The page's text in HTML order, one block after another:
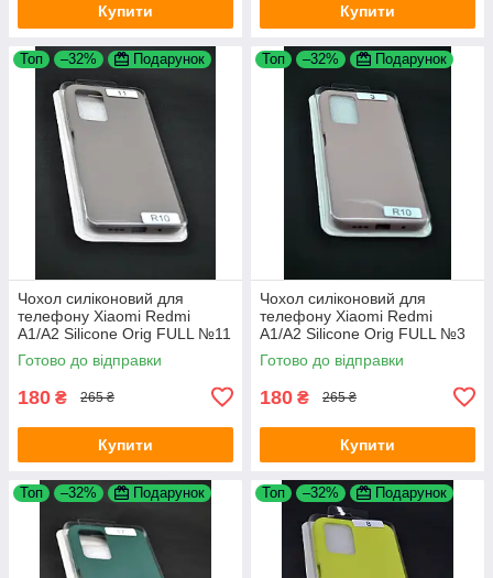
Купити Купити
Топ –32% Подарунок
Чохол силіконовий для
телефону Xiaomi Redmi
A1/A2 Silicone Orig FULL №11
Dark Olive 4you
Готово до відправки
180 ₴ 265 ₴
Купити
Топ –32% Подарунок
Чохол силіконовий для
телефону Xiaomi Redmi
A1/A2 Silicone Orig FULL №3
Pink sand 4you
Готово до відправки
180 ₴ 265 ₴
Купити
Топ –32% Подарунок Топ –32% Подарунок